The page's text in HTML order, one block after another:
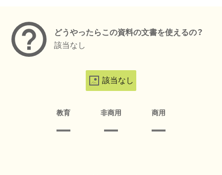
どうやったらこの資料の文書を使えるの？
該当なし
該当なし
教育 非商用 商用